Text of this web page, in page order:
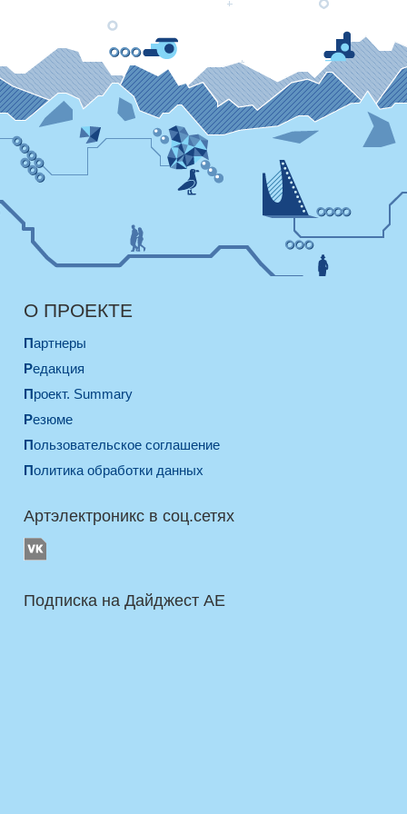
О ПРОЕКТЕ
Партнеры
Редакция
Проект. Summary
Резюме
Пользовательское соглашение
Политика обработки данных
Артэлектроникс в соц.сетях
Подписка на Дайджест AE